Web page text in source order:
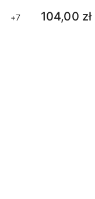
+7 104,00 zł